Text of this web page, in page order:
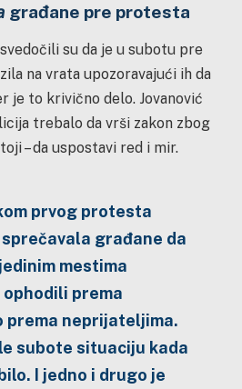
građane pre protesta
su da je u subotu pre
na vrata upozoravajući ih da
je to krivično delo. Jovanović
trebalo da vrši zakon zbog
– da uspostavi red i mir.
prvog protesta
građane da
mestima
prema
prema neprijateljima.
subote situaciju kada
I jedno i drugo je